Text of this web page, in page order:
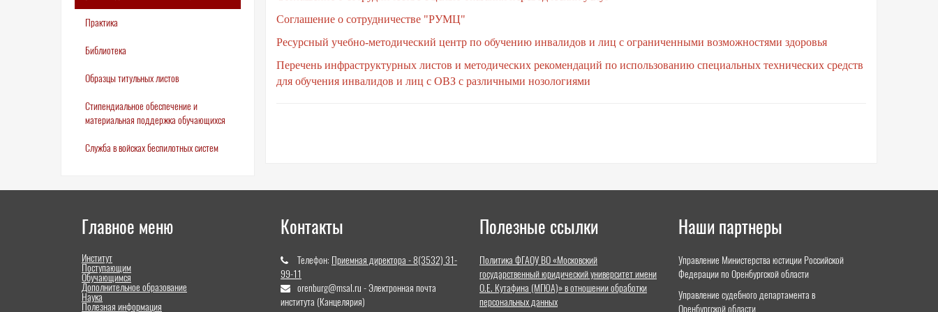
Практика
Библиотека
Образцы титульных листов
Стипендиальное обеспечение и
материальная поддержка обучающихся
Служба в войсках беспилотных систем
Соглашение о сотрудничестве "РУМЦ"
Ресурсный учебно-методический центр по обучению инвалидов и лиц с ограниченными возможностями здоровья
Перечень инфраструктурных листов и методических рекомендаций по использованию специальных технических средств
для обучения инвалидов и лиц с ОВЗ с различными нозологиями
Главное меню
Институт
Поступающим
Обучающимся
Дополнительное образование
Наука
Полезная информация
Контакты
Телефон: Приемная директора - 8(3532) 31-
99-11
orenburg@msal.ru - Электронная почта
института (Канцелярия)
Полезные ссылки
Политика ФГАОУ ВО «Московский
государственный юридический университет имени
О.Е. Кутафина (МГЮА)» в отношении обработки
персональных данных
Наши партнеры
Управление Министерства юстиции Российской
Федерации по Оренбургской области
Управление судебного департамента в
Оренбургской области